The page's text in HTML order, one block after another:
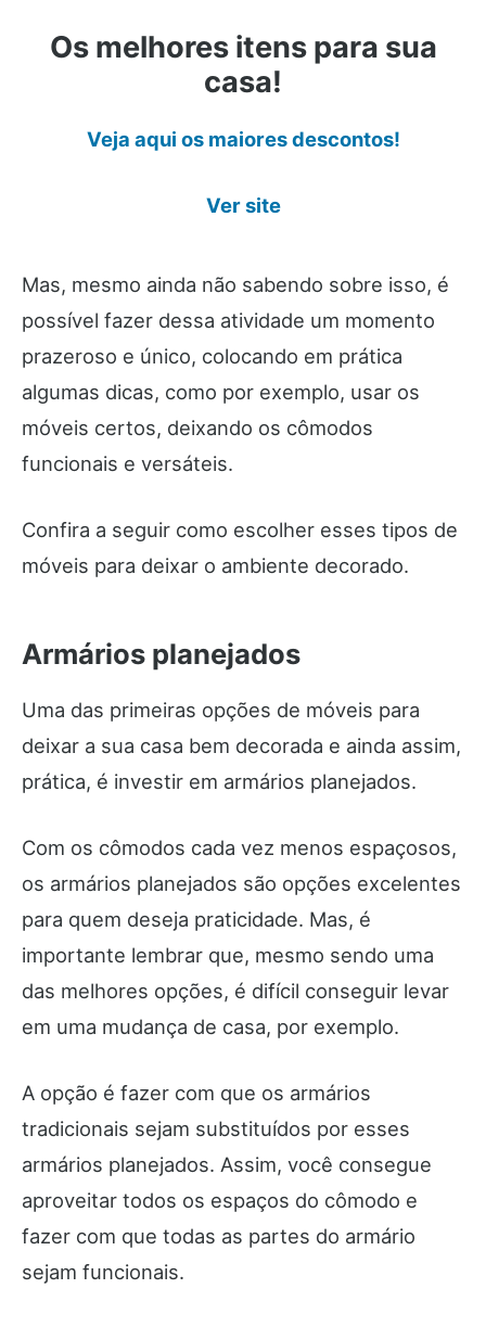
Os melhores itens para sua
casa!
Veja aqui os maiores descontos!
Ver site
Mas, mesmo ainda não sabendo sobre isso, é
possível fazer dessa atividade um momento
prazeroso e único, colocando em prática
algumas dicas, como por exemplo, usar os
móveis certos, deixando os cômodos
funcionais e versáteis.
Confira a seguir como escolher esses tipos de
móveis para deixar o ambiente decorado.
Armários planejados
Uma das primeiras opções de móveis para
deixar a sua casa bem decorada e ainda assim,
prática, é investir em armários planejados.
Com os cômodos cada vez menos espaçosos,
os armários planejados são opções excelentes
para quem deseja praticidade. Mas, é
importante lembrar que, mesmo sendo uma
das melhores opções, é difícil conseguir levar
em uma mudança de casa, por exemplo.
A opção é fazer com que os armários
tradicionais sejam substituídos por esses
armários planejados. Assim, você consegue
aproveitar todos os espaços do cômodo e
fazer com que todas as partes do armário
sejam funcionais.